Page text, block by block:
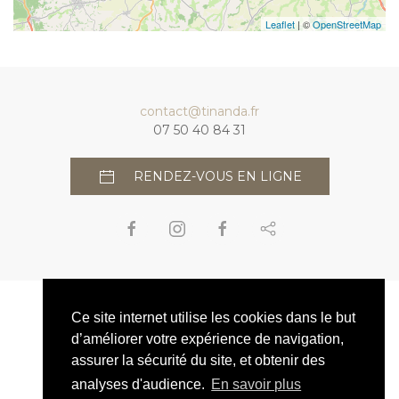
Ce site internet utilise les cookies dans le but
d’améliorer votre expérience de navigation,
assurer la sécurité du site, et obtenir des
analyses d'audience. En savoir plus
Leaflet | ©OpenStreetMap
contact@tinanda.fr
07 50 40 84 31
RENDEZ-VOUS EN LIGNE
MENTIONS LÉGALES & POLITIQUE DE CONFIDENTIALITÉ